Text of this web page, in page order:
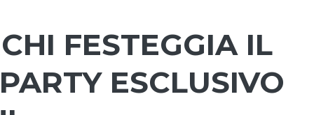
FESTEGGIA IL
ESCLUSIVO